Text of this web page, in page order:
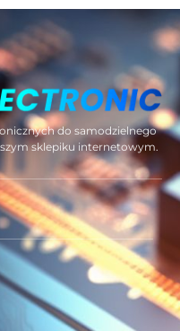
do samodzielnego
sklepiku internetowym.